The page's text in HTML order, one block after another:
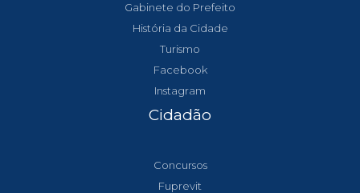
Gabinete do Prefeito
História da Cidade
Turismo
Facebook
Instagram
Cidadão
Concursos
Fuprevit